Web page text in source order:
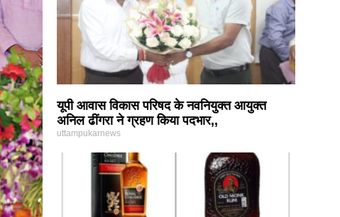
यूपी आवास विकास परिषद के नवनियुक्त आयुक्त
अनिल ढींगरा ने ग्रहण किया पदभार,,
uttampukarnews